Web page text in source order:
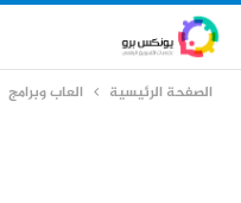
الصفحة الرئيسية العاب وبرامج